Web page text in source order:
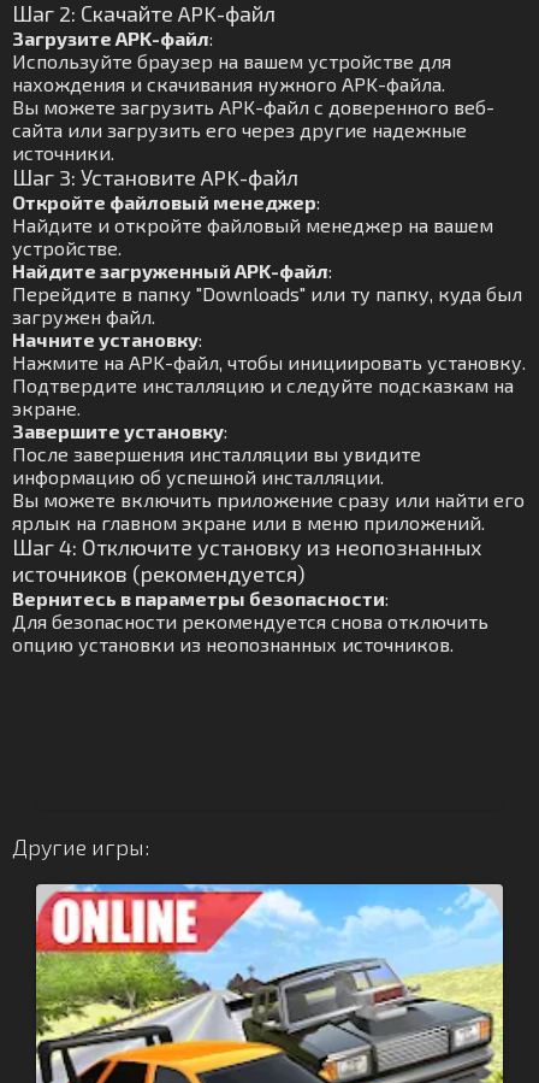
Шаг 2: Скачайте APK-файл
Загрузите APK-файл:
Используйте браузер на вашем устройстве для
нахождения и скачивания нужного APK-файла.
Вы можете загрузить APK-файл с доверенного веб-
сайта или загрузить его через другие надежные
источники.
Шаг 3: Установите APK-файл
Откройте файловый менеджер:
Найдите и откройте файловый менеджер на вашем
устройстве.
Найдите загруженный APK-файл:
Перейдите в папку "Downloads" или ту папку, куда был
загружен файл.
Начните установку:
Нажмите на APK-файл, чтобы инициировать установку.
Подтвердите инсталляцию и следуйте подсказкам на
экране.
Завершите установку:
После завершения инсталляции вы увидите
информацию об успешной инсталляции.
Вы можете включить приложение сразу или найти его
ярлык на главном экране или в меню приложений.
Шаг 4: Отключите установку из неопознанных
источников (рекомендуется)
Вернитесь в параметры безопасности:
Для безопасности рекомендуется снова отключить
опцию установки из неопознанных источников.
Другие игры: